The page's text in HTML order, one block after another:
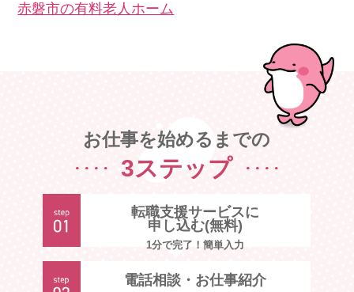
赤磐市の有料老人ホーム
お仕事を始めるまでの
3ステップ
転職支援サービスに
申し込む(無料)
1分で完了！簡単入力
電話相談・お仕事紹介